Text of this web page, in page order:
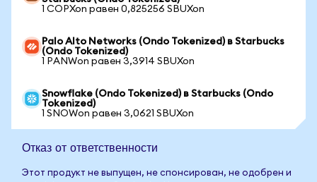
1 COPXon равен 0,825256 SBUXon
Palo Alto Networks (Ondo Tokenized) в Starbucks
(Ondo Tokenized)
1 PANWon равен 3,3914 SBUXon
Snowflake (Ondo Tokenized) в Starbucks (Ondo
Tokenized)
1 SNOWon равен 3,0621 SBUXon
Отказ от ответственности
Этот продукт не выпущен, не спонсирован, не одобрен и